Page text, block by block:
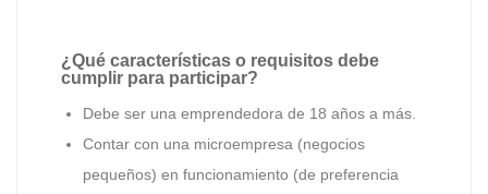
¿Qué características o requisitos debe
cumplir para participar?
Debe ser una emprendedora de 18 años a más.
Contar con una microempresa (negocios
pequeños) en funcionamiento (de preferencia